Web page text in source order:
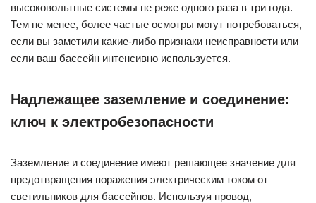
высоковольтные системы не реже одного раза в три года.
Тем не менее, более частые осмотры могут потребоваться,
если вы заметили какие-либо признаки неисправности или
если ваш бассейн интенсивно используется.
Надлежащее заземление и соединение:
ключ к электробезопасности
Заземление и соединение имеют решающее значение для
предотвращения поражения электрическим током от
светильников для бассейнов. Используя провод,